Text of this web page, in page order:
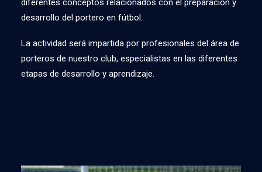
diferentes conceptos relacionados con el preparación y
desarrollo del portero en fútbol.
La actividad será impartida por profesionales del área de
porteros de nuestro club, especialistas en las diferentes
etapas de desarrollo y aprendizaje.